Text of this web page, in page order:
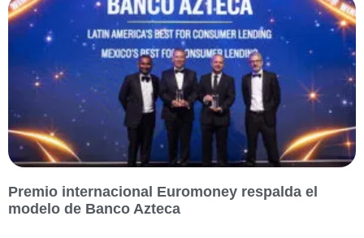
Premio internacional Euromoney respalda el
modelo de Banco Azteca